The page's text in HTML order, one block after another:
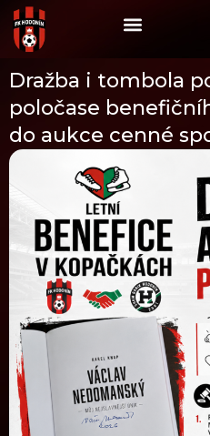
Skip
to
content
Dražba i tombola
poločase
do aukce cenné